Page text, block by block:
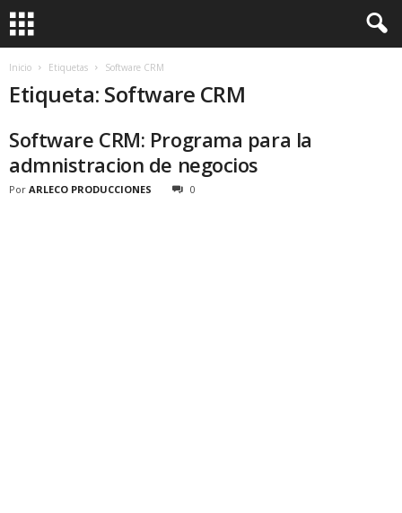
Inicio Etiquetas Software CRM
Etiqueta: Software CRM
Software CRM: Programa para la
admnistracion de negocios
Por ARLECO PRODUCCIONES 0